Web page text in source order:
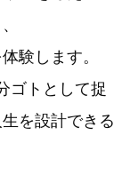
験します。
ゴトとして捉
を設計できる